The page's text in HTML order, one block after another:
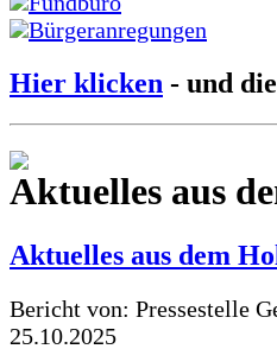
Bürgeranregungen
Hier klicken - und
Aktuelles aus
Aktuelles aus dem
Bericht von: Pressestelle
25.10.2025